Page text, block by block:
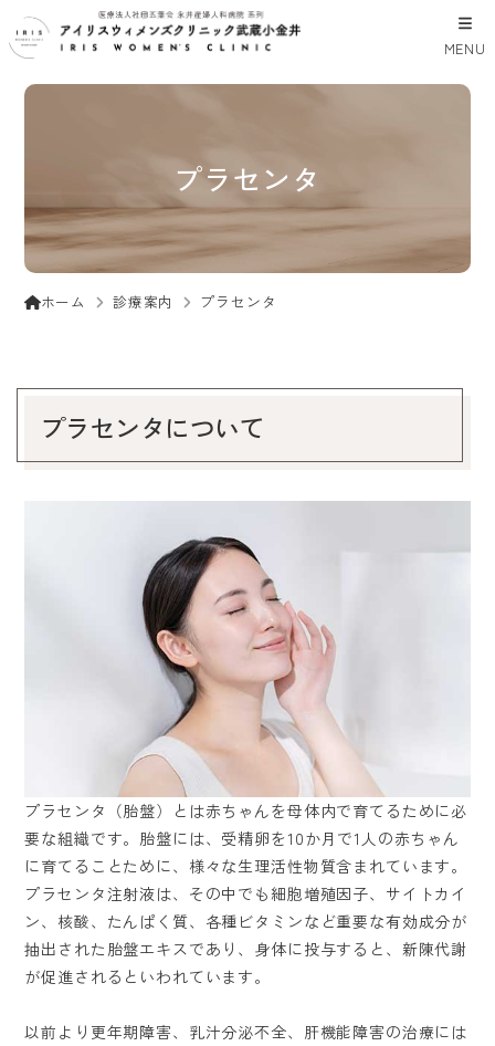
MENU
プラセンタ
ホーム 診療案内 プラセンタ
プラセンタについて
プラセンタ（胎盤）とは赤ちゃんを母体内で育てるために必
要な組織です。胎盤には、受精卵を10か月で1人の赤ちゃん
に育てることために、様々な生理活性物質含まれています。
プラセンタ注射液は、その中でも細胞増殖因子、サイトカイ
ン、核酸、たんぱく質、各種ビタミンなど重要な有効成分が
抽出された胎盤エキスであり、身体に投与すると、新陳代謝
が促進されるといわれています。
以前より更年期障害、乳汁分泌不全、肝機能障害の治療には